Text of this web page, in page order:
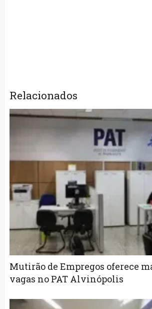
Relacionados
Mutirão de Empregos oferece
vagas no PAT Alvinópolis